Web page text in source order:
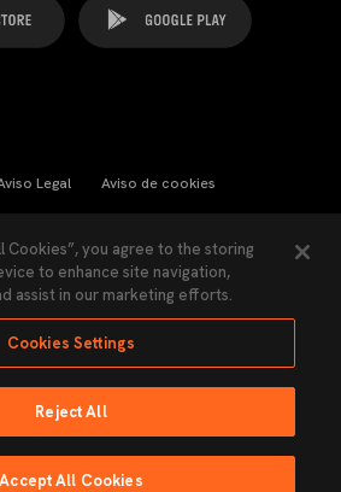
Legal Aviso de cookies
Política de Privacidad
Accesibilidad
ser reproducida sin el permiso del Valencia
Cookies”, you agree to the storing
to enhance site navigation,
assist in our marketing efforts.
Cookies Settings
Reject All
Accept All Cookies